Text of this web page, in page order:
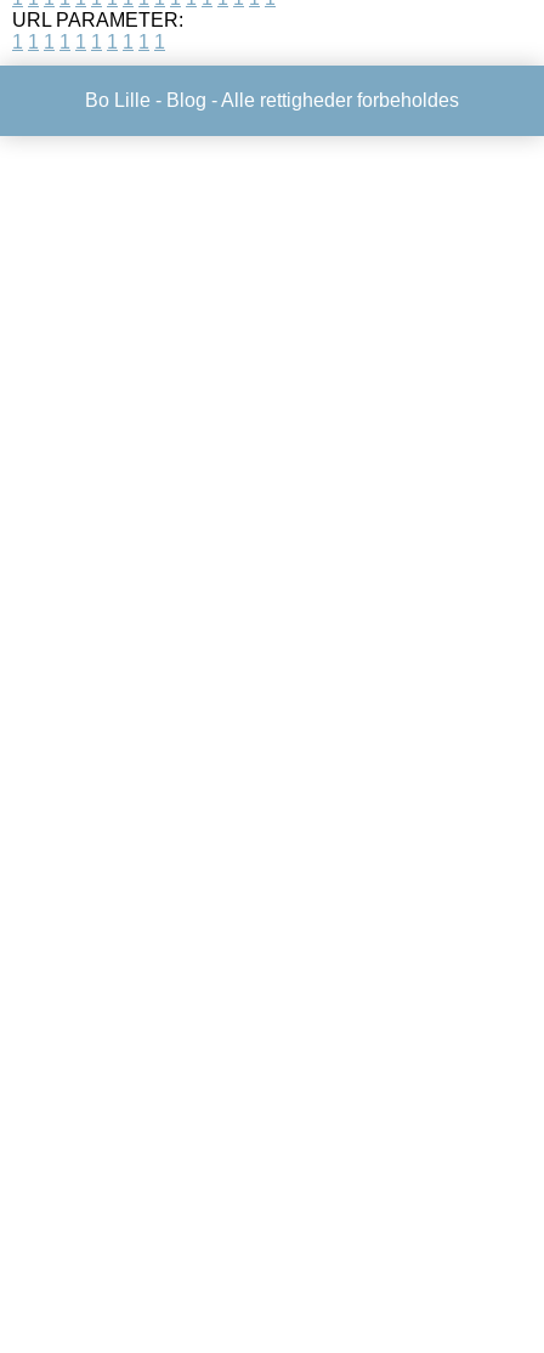
URL PARAMETER:
1 1 1 1 1 1 1 1 1 1
Bo Lille - Blog - Alle rettigheder forbeholdes